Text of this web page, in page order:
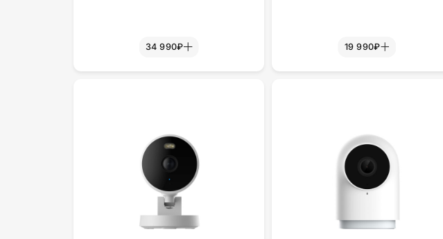
34 990₽ 19 990₽